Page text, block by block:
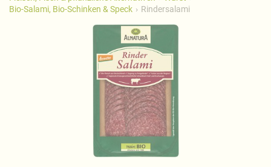
Bio-Salami, Bio-Schinken & Speck
Rindersalami